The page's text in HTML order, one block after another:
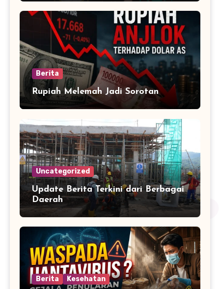
Berita
Rupiah Melemah Jadi Sorotan
Uncategorized
Update Berita Terkini dari Berbagai
Daerah
Berita Kesehatan